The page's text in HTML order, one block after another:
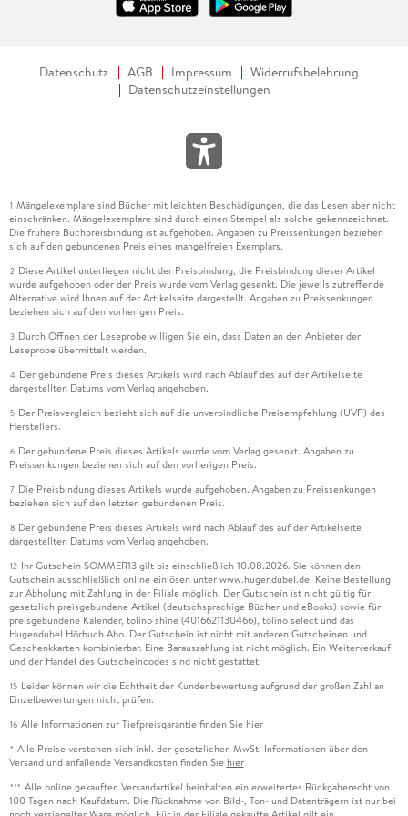
des 2. Weltkrieges und die dazugehörige Realdoku sorgt für
Herzklopfen, Gruselmomente und Schrecken und ist
gleichzeitig Krimiunterhaltung vom Feinsten! Sabine
Ein fesselnder Roman aus den Zeiten des Zweiten Weltkriegs.
Mit Frank Goldammers Kriminalinspektor Max Heller betritt
ein neuer Held die Bühne des deutschen Kriminalromans.
Salve - Kloster Einsiedeln, Februar 2017
Die historischen Hintergründe sind gut recherchiert und
bilden den perfekten Rahmen für die Geschichte, die an
Wendungen und Spannungsmomenten einiges zu bieten hat.
Michael Ziemons, Buchprofile/Medienprofile, Jg. 62/2017,
Heft 2
Hautnah & Persönlich. Marion Hübinger, Buchpalast,
Dezember 2016
Fesselnder Kriminaroman aus der Zeit des Zweiten Weltkriegs.
Horst Bayer, Sortimenterbrief, November 2016
Ein atmosphärischer Krimi, aber nichts für schwache
Gemüter! Laviva, November 2016
Datenschutz AGB Impressum
Widerrufsbelehrung
Datenschutzeinstellungen
1 Mängelexemplare sind Bücher mit leichten Beschädigungen, die das Lesen aber nicht
einschränken. Mängelexemplare sind durch einen Stempel als solche gekennzeichnet.
Die frühere Buchpreisbindung ist aufgehoben. Angaben zu Preissenkungen beziehen
sich auf den gebundenen Preis eines mangelfreien Exemplars.
2 Diese Artikel unterliegen nicht der Preisbindung, die Preisbindung dieser Artikel
wurde aufgehoben oder der Preis wurde vom Verlag gesenkt. Die jeweils zutreffende
Alternative wird Ihnen auf der Artikelseite dargestellt. Angaben zu Preissenkungen
beziehen sich auf den vorherigen Preis.
3 Durch Öffnen der Leseprobe willigen Sie ein, dass Daten an den Anbieter der
Leseprobe übermittelt werden.
4 Der gebundene Preis dieses Artikels wird nach Ablauf des auf der Artikelseite
dargestellten Datums vom Verlag angehoben.
5 Der Preisvergleich bezieht sich auf die unverbindliche Preisempfehlung (UVP) des
Herstellers.
6 Der gebundene Preis dieses Artikels wurde vom Verlag gesenkt. Angaben zu
Preissenkungen beziehen sich auf den vorherigen Preis.
7 Die Preisbindung dieses Artikels wurde aufgehoben. Angaben zu Preissenkungen
beziehen sich auf den letzten gebundenen Preis.
8 Der gebundene Preis dieses Artikels wird nach Ablauf des auf der Artikelseite
dargestellten Datums vom Verlag angehoben.
12 Ihr Gutschein SOMMER13 gilt bis einschließlich 10.08.2026. Sie können den
Gutschein ausschließlich online einlösen unter www.hugendubel.de. Keine Bestellung
zur Abholung mit Zahlung in der Filiale möglich. Der Gutschein ist nicht gültig für
gesetzlich preisgebundene Artikel (deutschsprachige Bücher und eBooks) sowie für
preisgebundene Kalender, tolino shine (4016621130466), tolino select und das
Hugendubel Hörbuch Abo. Der Gutschein ist nicht mit anderen Gutscheinen und
Geschenkkarten kombinierbar. Eine Barauszahlung ist nicht möglich. Ein Weiterverkauf
und der Handel des Gutscheincodes sind nicht gestattet.
15 Leider können wir die Echtheit der Kundenbewertung aufgrund der großen Zahl an
Einzelbewertungen nicht prüfen.
16 Alle Informationen zur Tiefpreisgarantie finden Sie hier
* Alle Preise verstehen sich inkl. der gesetzlichen MwSt. Informationen über den
Versand und anfallende Versandkosten finden Sie hier
*** Alle online gekauften Versandartikel beinhalten ein erweitertes Rückgaberecht von
100 Tagen nach Kaufdatum. Die Rücknahme von Bild-, Ton- und Datenträgern ist nur bei